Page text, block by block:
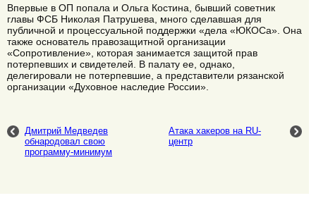
Впервые в ОП попала и Ольга Костина, бывший советник
главы ФСБ Николая Патрушева, много сделавшая для
публичной и процессуальной поддержки «дела «ЮКОСа». Она
также основатель правозащитной организации
«Сопротивление», которая занимается защитой прав
потерпевших и свидетелей. В палату ее, однако,
делегировали не потерпевшие, а представители рязанской
организации «Духовное наследие России».
Дмитрий Медведев
обнародовал свою
программу-минимум
Атака хакеров на RU-
центр